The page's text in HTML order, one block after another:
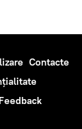
Contacte
Feedback